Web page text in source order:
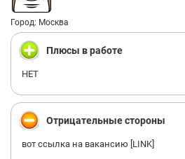
Город: Москва
Плюсы в работе
НЕТ
Отрицательные стороны
вот ссылка на вакансию [LINK]